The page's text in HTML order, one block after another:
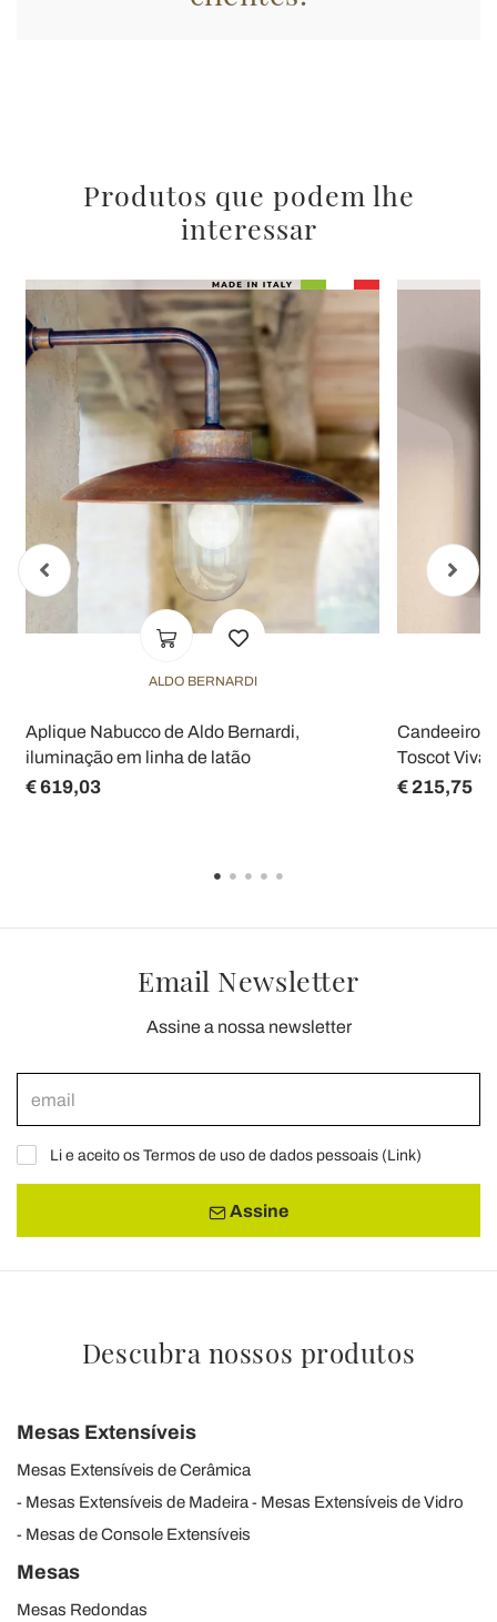
Produtos que podem lhe
interessar
ALDO BERNARDI
Aplique Nabucco de Aldo Bernardi,
iluminação em linha de latão
€ 619,03
Candeeiro
Toscot
€ 215,75
Email Newsletter
Assine a nossa newsletter
Li e aceito os Termos de uso de dados pessoais (Link)
Assine
Descubra nossos produtos
Mesas Extensíveis
Mesas Extensíveis de Cerâmica
Mesas Extensíveis de Madeira
Mesas Extensíveis de Vidro
Mesas de Console Extensíveis
Mesas
Mesas Redondas